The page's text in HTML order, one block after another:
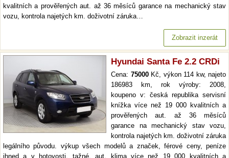
kvalitních a prověřených aut. až 36 měsíců garance na mechanický stav
vozu, kontrola najetých km. doživotní záruka…
Zobrazit inzerát
Hyundai Santa Fe 2.2 CRDi
Cena: 75000Kč, výkon 114 kw, najeto
186983 km, rok výroby: 2008,
koupeno v: česká republika servisní
knížka více než 19 000 kvalitních a
prověřených aut. až 36 měsíců
garance na mechanický stav vozu,
kontrola najetých km. doživotní záruka
legálního původu. výkup všech modelů a značek, férové ceny, peníze
ihned a v hotovosti. tažné, aut. klima více než 19 000 kvalitních a